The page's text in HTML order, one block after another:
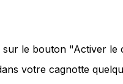
sur le bouton "Activer le
votre cagnotte